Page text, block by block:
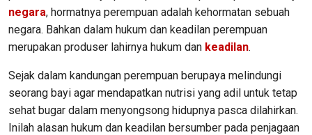
negara, hormatnya perempuan adalah kehormatan sebuah
negara. Bahkan dalam hukum dan keadilan perempuan
merupakan produser lahirnya hukum dan keadilan.
Sejak dalam kandungan perempuan berupaya melindungi
seorang bayi agar mendapatkan nutrisi yang adil untuk tetap
sehat bugar dalam menyongsong hidupnya pasca dilahirkan.
Inilah alasan hukum dan keadilan bersumber pada penjagaan